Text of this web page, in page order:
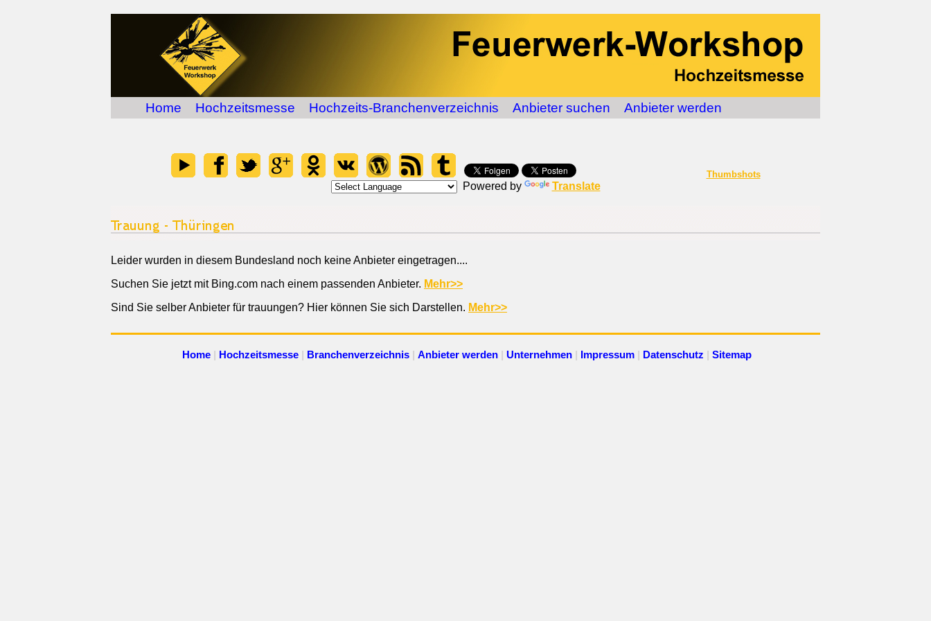
Home Hochzeitsmesse Hochzeits-Branchenverzeichnis Anbieter suchen Anbieter werden
Thumbshots
Powered by Translate
Leider wurden in diesem Bundesland noch keine Anbieter eingetragen....
Suchen Sie jetzt mit Bing.com nach einem passenden Anbieter. Mehr>>
Sind Sie selber Anbieter für trauungen? Hier können Sie sich Darstellen. Mehr>>
Home | Hochzeitsmesse | Branchenverzeichnis | Anbieter werden | Unternehmen | Impressum | Datenschutz | Sitemap